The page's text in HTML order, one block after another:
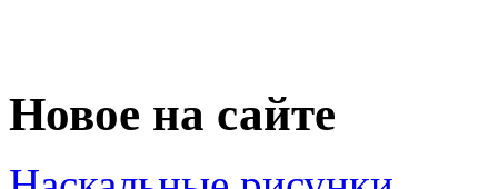
Новое на сайте